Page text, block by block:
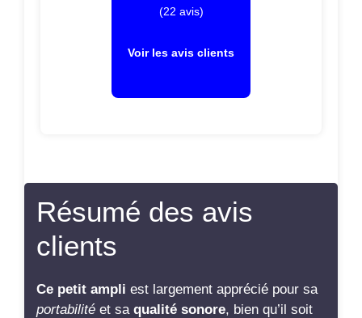
(22 avis)
Voir les avis clients
Résumé des avis
clients
Ce petit ampli est largement apprécié pour sa
portabilité et sa qualité sonore, bien qu’il soit